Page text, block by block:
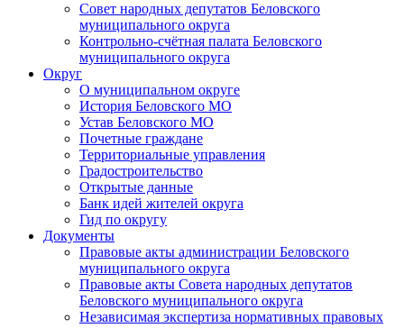
Совет народных депутатов Беловского
муниципального округа
Контрольно-счётная палата Беловского
муниципального округа
Округ
О муниципальном округе
История Беловского МО
Устав Беловского МО
Почетные граждане
Территориальные управления
Градостроительство
Открытые данные
Банк идей жителей округа
Гид по округу
Документы
Правовые акты администрации Беловского
муниципального округа
Правовые акты Совета народных депутатов
Беловского муниципального округа
Независимая экспертиза нормативных правовых